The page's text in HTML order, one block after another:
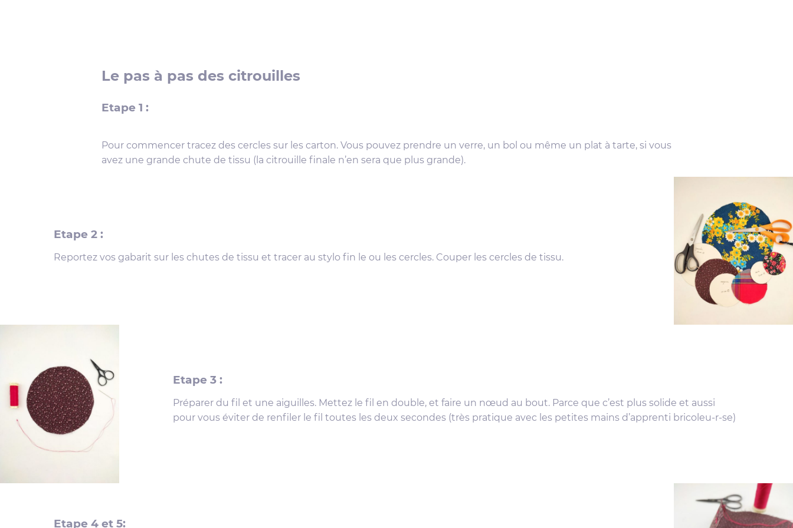
Le pas à pas des citrouilles
Etape 1 :
Pour commencer tracez des cercles sur les carton. Vous pouvez prendre un verre, un bol ou même un plat à tarte, si vous
avez une grande chute de tissu (la citrouille finale n’en sera que plus grande).
Etape 2 :
Reportez vos gabarit sur les chutes de tissu et tracer au stylo fin le ou les cercles. Couper les cercles de tissu.
Etape 3 :
Préparer du fil et une aiguilles. Mettez le fil en double, et faire un nœud au bout. Parce que c’est plus solide et aussi
pour vous éviter de renfiler le fil toutes les deux secondes (très pratique avec les petites mains d’apprenti bricoleu-r-se)
Etape 4 et 5: